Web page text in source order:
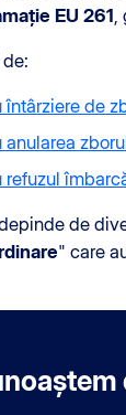
EU 261
de
de
" care